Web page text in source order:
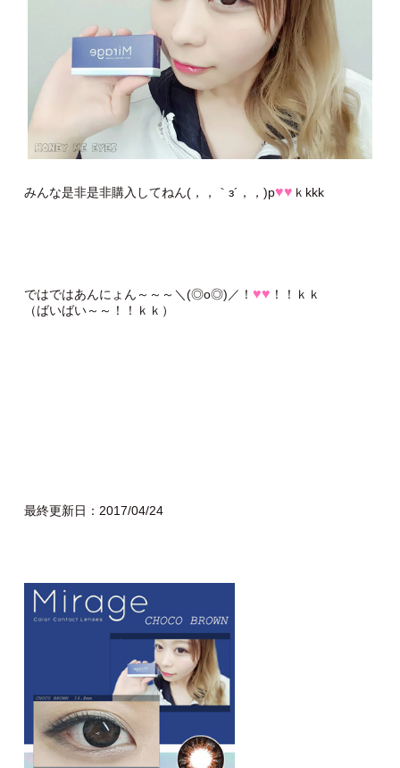
みんな是非是非購入してねん(，，｀з´，，)p♥♥ ｋkkk
ではではあんにょん～～～＼(◎o◎)／！ ♥♥ ！！ｋｋ
（ばいばい～～！！ｋｋ）
最終更新日：2017/04/24